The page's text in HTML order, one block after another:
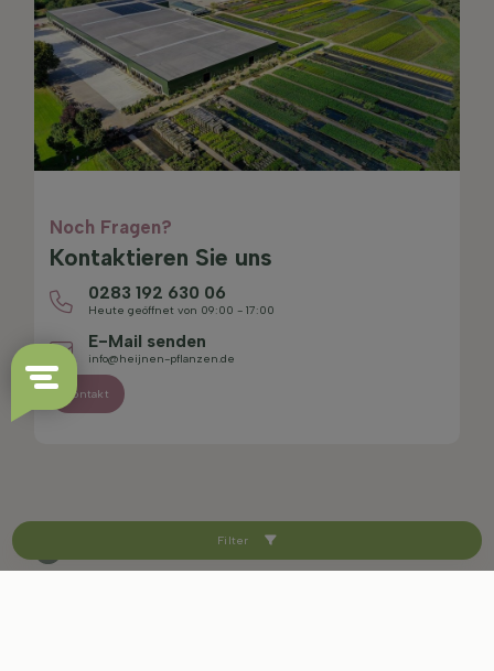
Filter
Noch Fragen?
Kontaktieren Sie uns
0283 192 630 06
Heute geöffnet von 09:00 - 17:00
E-Mail senden
info@heijnen-pflanzen.de
Kontakt
4.4/5